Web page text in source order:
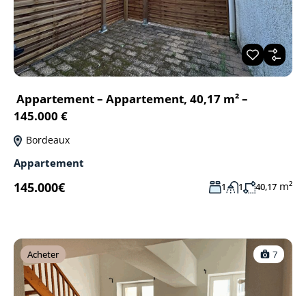
Appartement – Appartement, 40,17 m² –
145.000 €
Bordeaux
Appartement
145.000€ 1 1 40,17 m²
Acheter 7